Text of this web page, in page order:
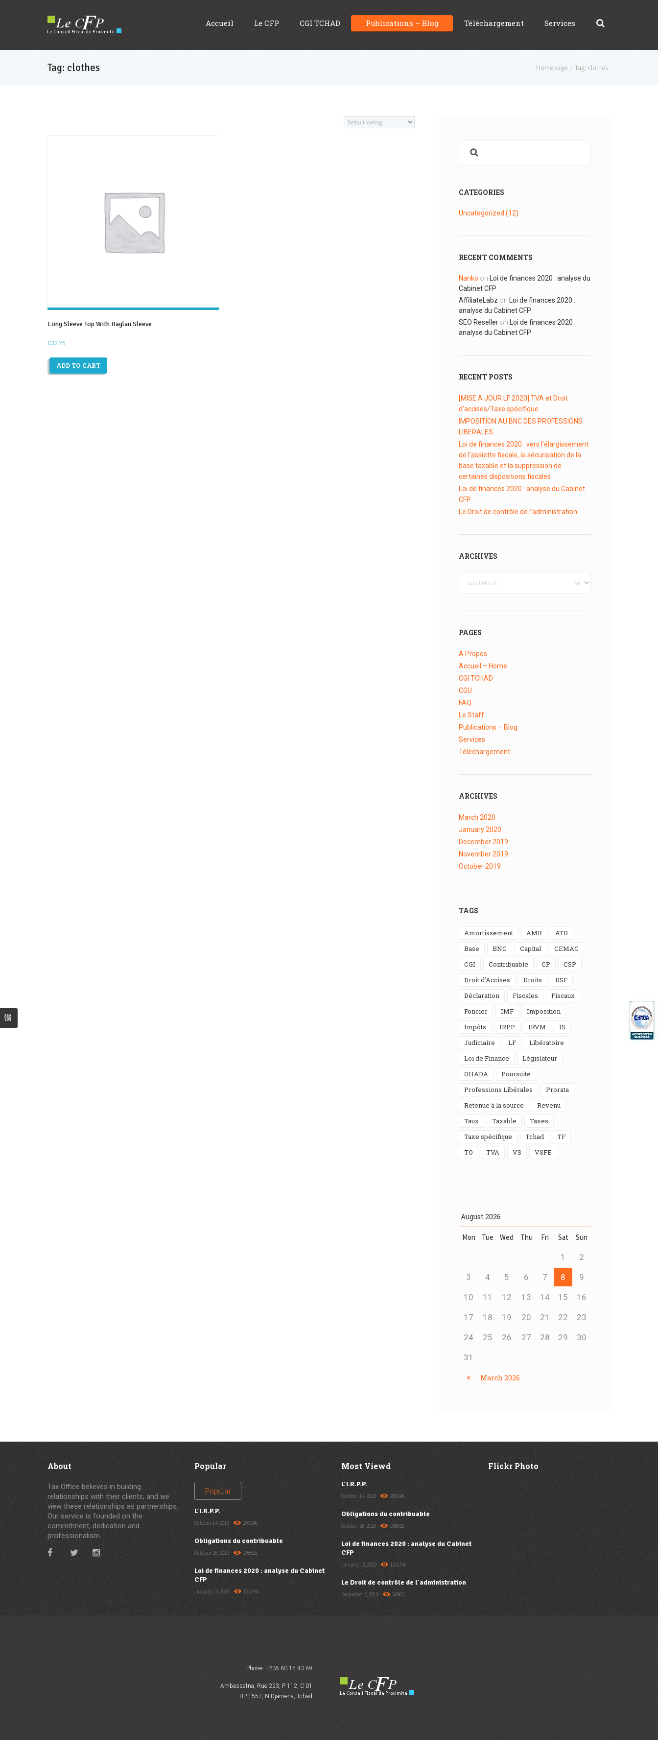
Accueil Le CFP CGI TCHAD Publications – Blog Téléchargement Services
Homepage Tag: clothes
Tag: clothes
Long Sleeve Top With Raglan Sleeve
£33.25
ADD TO CART
CATEGORIES
Uncategorized (12)
RECENT COMMENTS
Nanko on
Loi de finances 2020 : analyse du
Cabinet CFP
AffiliateLabz on
Loi de finances 2020 :
analyse du Cabinet CFP
SEO Reseller on
Loi de finances 2020 :
analyse du Cabinet CFP
RECENT POSTS
[MISE A JOUR LF 2020] TVA et Droit
d’accises/Taxe spécifique
IMPOSITION AU BNC DES PROFESSIONS
LIBERALES
Loi de finances 2020 : vers l’élargissement
de l’assiette fiscale, la sécurisation de la
base taxable et la suppression de
certaines dispositions fiscales
Loi de finances 2020 : analyse du Cabinet
CFP
Le Droit de contrôle de l’administration
ARCHIVES
PAGES
A Propos
Accueil – Home
CGI TCHAD
CGU
FAQ
Le Staff
Publications – Blog
Services
Téléchargement
ARCHIVES
March 2020
January2020
December2019
November2019
October2019
TAGS
Amortissement AMR
ATD
Base
BNC Capital
CEMAC
CGI
Contribuable CP
CSP
Droit d'Accises
Droits
DSF
Déclaration
Fiscales
Fiscaux
Foncier
IMF
Imposition
Impôts
IRPP IRVM
IS
Judiciaire
LF
Libératoire
Loi de Finance
Législateur
OHADA
Poursuite
Professions Libérales
Prorata
Retenue à la source
Revenu
Taux
Taxable
taxes
Taxe spécifique
Tchad
TF
TO
TVA VS VSFE
August 2026
Mon Tue Wed Thu Fri Sat Sun
1 2
3 4 5 6 7 8 9
10 11 12 13 14 15 16
17 18 19 20 21 22 23
24 25 26 27 28 29 30
31
March 2026
About
Tax Office believes in building
relationships with their clients, and we
view these relationships as partnerships.
Our service is founded on the
commitment, dedication and
professionalism.
Popular
Popular
L’I.R.P.P.
October 14, 2019 206246
Obligations du contribuable
October 28, 2019 198625
Loi de finances 2020 : analyse du Cabinet
CFP
January 13, 2020 125194
Most Viewd
L’I.R.P.P.
October 14, 2019 206246
Obligations du contribuable
October 28, 2019 198625
Loi de finances 2020 : analyse du Cabinet
CFP
January 13, 2020 125194
Le Droit de contrôle de l’administration
December 2, 2019 58963
Flickr Photo
Phone: +235 60 15 43 69
Ambassatna, Rue 223, P 112, C 01
BP 1557, N'Djamena, Tchad